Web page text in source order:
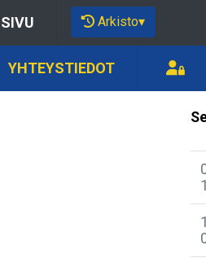
Arkisto▾
YHTEYSTIEDOT